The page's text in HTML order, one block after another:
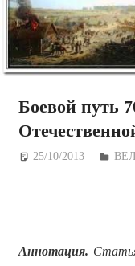
Боевой путь
25/10/2013
Аннотация.